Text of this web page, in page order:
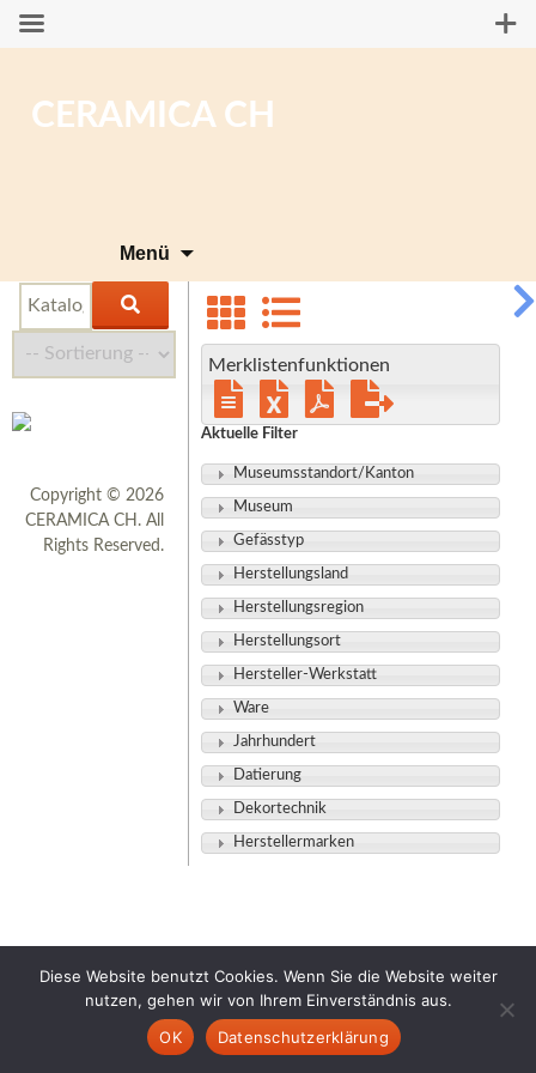
CERAMICA CH
Menü
springen
Merklistenfunktionen
Aktuelle Filter
Museumsstandort/Kanton
Museum
Gefässtyp
Herstellungsland
Herstellungsregion
Herstellungsort
Hersteller-Werkstatt
Ware
Jahrhundert
Datierung
Dekortechnik
Herstellermarken
Copyright © 2026
CERAMICA CH. All
Rights Reserved.
Diese Website benutzt Cookies. Wenn Sie die Website weiter
nutzen, gehen wir von Ihrem Einverständnis aus.
OK
Datenschutzerklärung